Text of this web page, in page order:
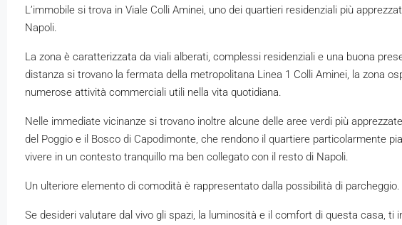
L’immobile si trova in Viale Colli Aminei, uno dei quartieri residenziali più
Napoli.
La zona è caratterizzata da viali alberati, complessi residenziali e una buona
distanza si trovano la fermata della metropolitana Linea 1 Colli Aminei, la zona
numerose attività commerciali utili nella vita quotidiana.
Nelle immediate vicinanze si trovano inoltre alcune delle aree verdi più
del Poggio e il Bosco di Capodimonte, che rendono il quartiere particolarmente
vivere in un contesto tranquillo ma ben collegato con il resto di Napoli.
Un ulteriore elemento di comodità è rappresentato dalla possibilità di parcheggio.
Se desideri valutare dal vivo gli spazi, la luminosità e il comfort di questa casa, ti